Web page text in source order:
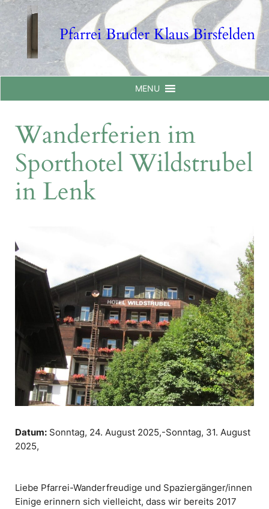
Skip
to
content
Pfarrei Bruder Klaus Birsfelden
MENU
Wanderferien im
Sporthotel Wildstrubel
in Lenk
Datum: Sonntag, 24. August 2025,-Sonntag, 31. August
2025,
Liebe Pfarrei-Wanderfreudige und Spaziergänger/innen
Einige erinnern sich vielleicht, dass wir bereits 2017